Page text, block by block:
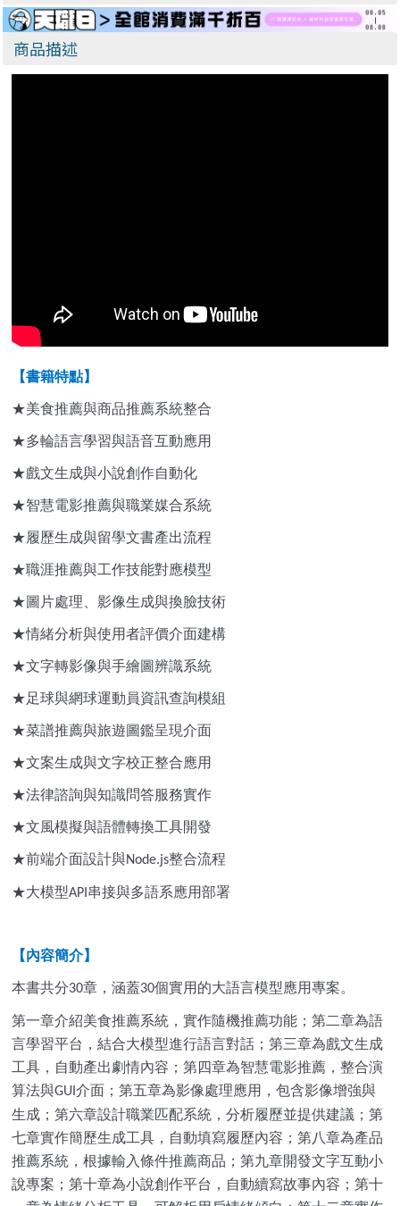
商品描述
【書籍特點】
★美食推薦與商品推薦系統整合
★多輪語言學習與語音互動應用
★戲文生成與小說創作自動化
★智慧電影推薦與職業媒合系統
★履歷生成與留學文書產出流程
★職涯推薦與工作技能對應模型
★圖片處理、影像生成與換臉技術
★情緒分析與使用者評價介面建構
★文字轉影像與手繪圖辨識系統
★足球與網球運動員資訊查詢模組
★菜譜推薦與旅遊圖鑑呈現介面
★文案生成與文字校正整合應用
★法律諮詢與知識問答服務實作
★文風模擬與語體轉換工具開發
★前端介面設計與Node.js整合流程
★大模型API 串接與多語系應用部署
【內容簡介】
本書共分30章，涵蓋30個實用的大語言模型應用專案。
第一章介紹美食推薦系統，實作隨機推薦功能；第二章為語
言學習平台，結合大模型進行語言對話；第三章為戲文生成
工具，自動產出劇情內容；第四章為智慧電影推薦，整合演
算法與GUI 介面；第五章為影像處理應用，包含影像增強與
生成；第六章設計職業匹配系統，分析履歷並提供建議；第
七章實作簡歷生成工具，自動填寫履歷內容；第八章為產品
推薦系統，根據輸入條件推薦商品；第九章開發文字互動小
說專案；第十章為小說創作平台，自動續寫故事內容；第十